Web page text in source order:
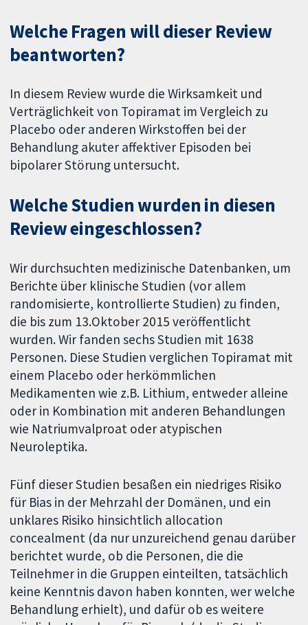
Welche Fragen will dieser Review
beantworten?
In diesem Review wurde die Wirksamkeit und
Verträglichkeit von Topiramat im Vergleich zu
Placebo oder anderen Wirkstoffen bei der
Behandlung akuter affektiver Episoden bei
bipolarer Störung untersucht.
Welche Studien wurden in diesen
Review eingeschlossen?
Wir durchsuchten medizinische Datenbanken, um
Berichte über klinische Studien (vor allem
randomisierte, kontrollierte Studien) zu finden,
die bis zum 13.Oktober 2015 veröffentlicht
wurden. Wir fanden sechs Studien mit 1638
Personen. Diese Studien verglichen Topiramat mit
einem Placebo oder herkömmlichen
Medikamenten wie z.B. Lithium, entweder alleine
oder in Kombination mit anderen Behandlungen
wie Natriumvalproat oder atypischen
Neuroleptika.
Fünf dieser Studien besaßen ein niedriges Risiko
für Bias in der Mehrzahl der Domänen, und ein
unklares Risiko hinsichtlich allocation
concealment (da nur unzureichend genau darüber
berichtet wurde, ob die Personen, die die
Teilnehmer in die Gruppen einteilten, tatsächlich
keine Kenntnis davon haben konnten, wer welche
Behandlung erhielt), und dafür ob es weitere